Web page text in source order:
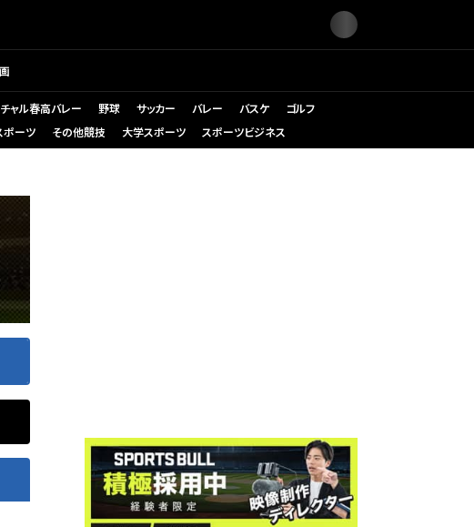
ャル春高バレー 野球 サッカー バレー バスケ
ゴルフ
ポーツ その他競技 大学スポーツ スポーツビジネス